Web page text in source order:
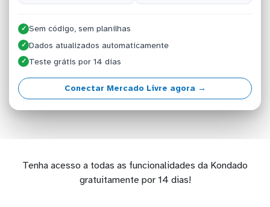
✓ Sem código, sem planilhas
✓ Dados atualizados automaticamente
✓ Teste grátis por 14 dias
Conectar Mercado Livre agora →
Tenha acesso a todas as funcionalidades da Kondado
gratuitamente por 14 dias!